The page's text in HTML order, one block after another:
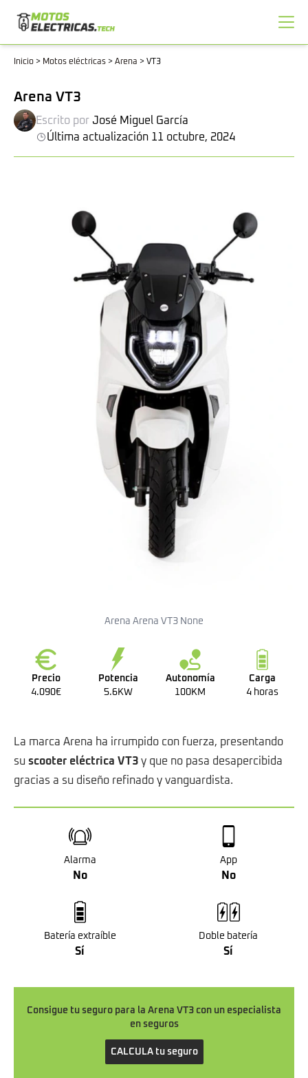
Inicio > Motos eléctricas > Arena > VT3
Arena VT3
Escrito por José Miguel García
Última actualización 11 octubre, 2024
Arena Arena VT3 None
Precio
4.090€
Potencia
5.6KW
Autonomía
100KM
Carga
4 horas
La marca Arena ha irrumpido con fuerza, presentando
su scooter eléctrica VT3 y que no pasa desapercibida
gracias a su diseño refinado y vanguardista.
Alarma
No
App
No
Batería extraíble
Sí
Doble batería
Sí
Consigue tu seguro para la Arena VT3 con un especialista
en seguros
CALCULA tu seguro